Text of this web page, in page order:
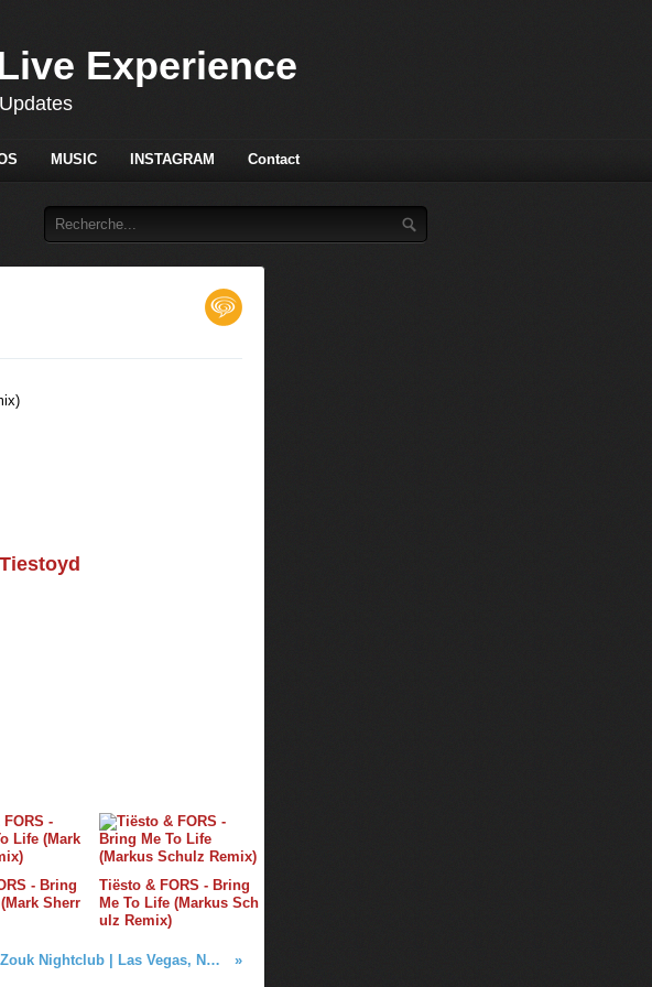
Experience
MUSIC INSTAGRAM Contact
- Bring
Sherr
Tiësto & FORS - Bring
Me To Life (Markus Sch
ulz Remix)
Tiësto vidéos | Zouk Nightclub | Las Vegas, NV - march 18, 2022